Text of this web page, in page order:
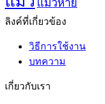
ลิงค์ที่เกี่ยวข้อง
วิธีการใช้งาน
บทความ
เกี่ยวกับเรา